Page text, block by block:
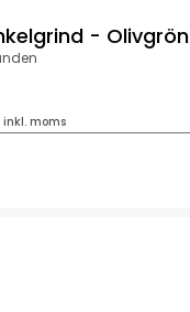
- Olivgrön
inkl. moms